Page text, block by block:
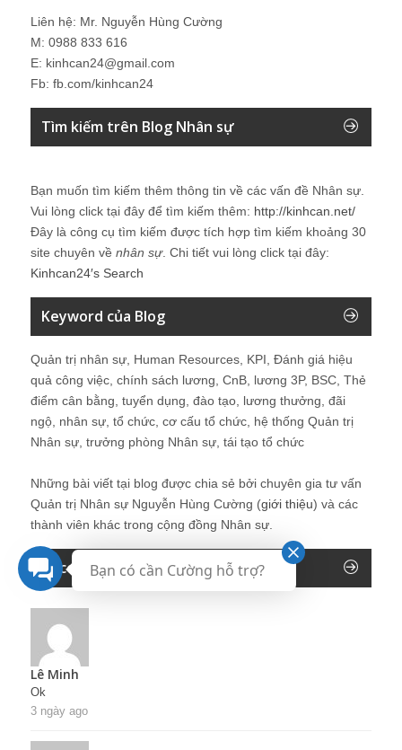
Liên hệ: Mr. Nguyễn Hùng Cường
M: 0988 833 616
E: kinhcan24@gmail.com
Fb: fb.com/kinhcan24
Tìm kiếm trên Blog Nhân sự
Bạn muốn tìm kiếm thêm thông tin về các vấn đề Nhân sự
Vui lòng click tại đây để tìm kiếm thêm: http://kinhcan.net/
Đây là công cụ tìm kiếm được tích hợp tìm kiếm khoảng 30
site chuyên về nhân sự. Chi tiết vui lòng click tại đây:
Kinhcan24′s Search
Keyword của Blog
Quản trị nhân sự, Human Resources, KPI, Đánh giá hiệu
quả công việc, chính sách lương, CnB, lương 3P, BSC, Thẻ
điểm cân bằng, tuyển dụng, đào tạo, lương thưởng, đãi
ngộ, nhân sự, tổ chức, cơ cấu tổ chức, hệ thống Quản trị
Nhân sự, trưởng phòng Nhân sự, tái tạo tổ chức
Những bài viết tại blog được chia sẻ bởi chuyên gia tư vấn
Quản trị Nhân sự Nguyễn Hùng Cường (giới thiệu) và các
thành viên khác trong cộng đồng Nhân sự.
Recent Comments
Lê Minh
Ok
3 ngày ago
Bạn có cần Cường hỗ trợ?